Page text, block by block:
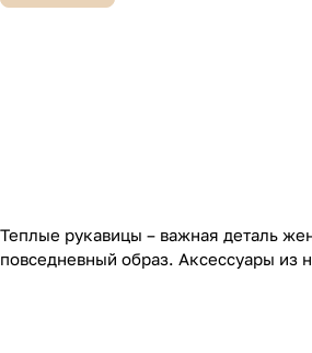
Теплые рукавицы – важная деталь
повседневный образ. Аксессуары из